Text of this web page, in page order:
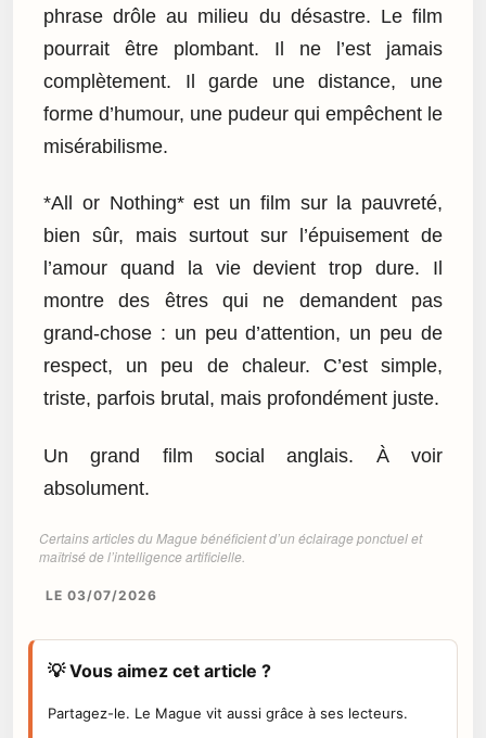
phrase drôle au milieu du désastre. Le film
pourrait être plombant. Il ne l’est jamais
complètement. Il garde une distance, une
forme d’humour, une pudeur qui empêchent le
misérabilisme.
*All or Nothing* est un film sur la pauvreté,
bien sûr, mais surtout sur l’épuisement de
l’amour quand la vie devient trop dure. Il
montre des êtres qui ne demandent pas
grand-chose : un peu d’attention, un peu de
respect, un peu de chaleur. C’est simple,
triste, parfois brutal, mais profondément juste.
Un grand film social anglais. À voir
absolument.
Certains articles du Mague bénéficient d’un éclairage ponctuel et
maîtrisé de l’intelligence artificielle.
LE 03/07/2026
💡 Vous aimez cet article ?
Partagez-le. Le Mague vit aussi grâce à ses lecteurs.